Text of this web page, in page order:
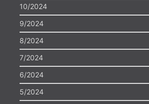
10/2024
9/2024
8/2024
7/2024
6/2024
5/2024